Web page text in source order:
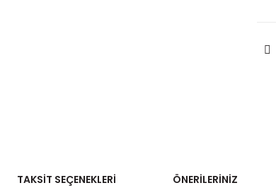
TAKSIT SEÇENEKLERI ÖNERILERINIZ